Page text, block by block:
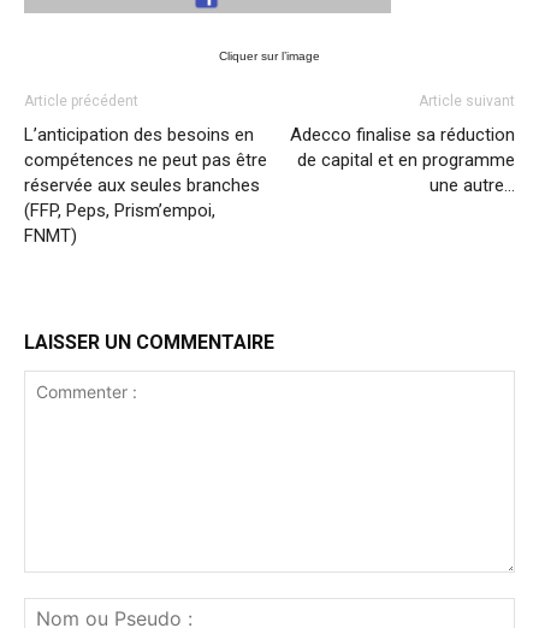
Cliquer sur l’image
Article précédent
L’anticipation des besoins en
compétences ne peut pas être
réservée aux seules branches
(FFP, Peps, Prism’empoi,
FNMT)
Article suivant
Adecco finalise sa réduction
de capital et en programme
une autre…
LAISSER UN COMMENTAIRE